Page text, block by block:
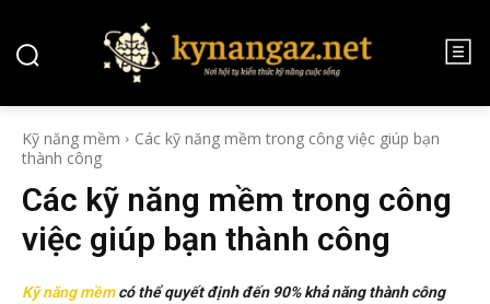
Kỹ năng mềm
Các kỹ năng mềm trong công việc giúp bạn
thành công
Các kỹ năng mềm trong công
việc giúp bạn thành công
Kỹ năng mềmcó thể quyết định đến 90% khả năng thành công